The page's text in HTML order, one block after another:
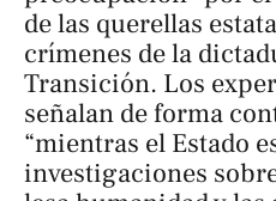
de las querellas
crímenes de la
Transición. Los
señalan de forma
“mientras el Estado
investigaciones